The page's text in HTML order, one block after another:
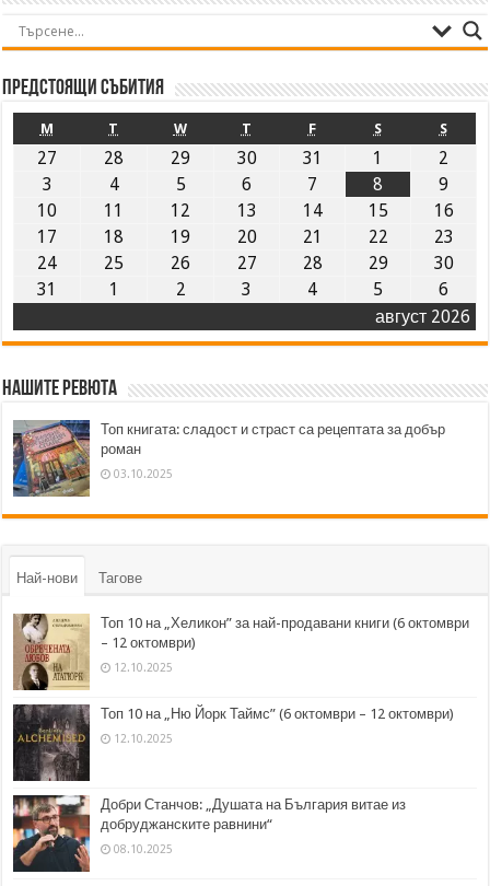
Предстоящи събития
август 2026
M T W T F S S
27 28 29 30 31 1
2
3
4 5 6 7 8
9
10
11 12 13 14 15
16
17
18 19 20 21 22
23
24
25 26 27 28 29
30
31
1 2 3 4 5 6
Нашите ревюта
Топ книгата: сладост и страст са рецептата за добър
роман
03.10.2025
Най-нови Тагове
Топ 10 на „Хеликон” за най-продавани книги (6 октомври
– 12 октомври)
12.10.2025
Топ 10 на „Ню Йорк Таймс” (6 октомври – 12 октомври)
12.10.2025
Добри Станчов: „Душата на България витае из
добруджанските равнини“
08.10.2025